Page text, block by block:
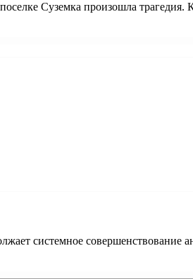
Суземка произошла трагедия.
системное совершенствование